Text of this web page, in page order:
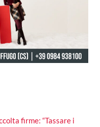
firme: “Tassare i